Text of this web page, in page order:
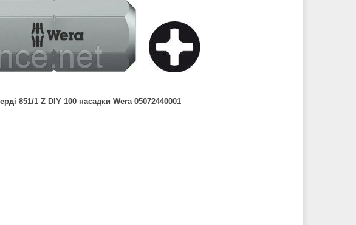
851/1 Z DIY 100 насадки Wera 05072440001